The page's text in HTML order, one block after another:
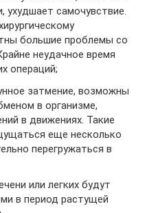
ухудшает самочувствие.
большие проблемы со
неудачное время
операций;
затмение, возможны
в организме,
в движениях. Такие
еще несколько
перегружаться в
или легких будут
в период растущей